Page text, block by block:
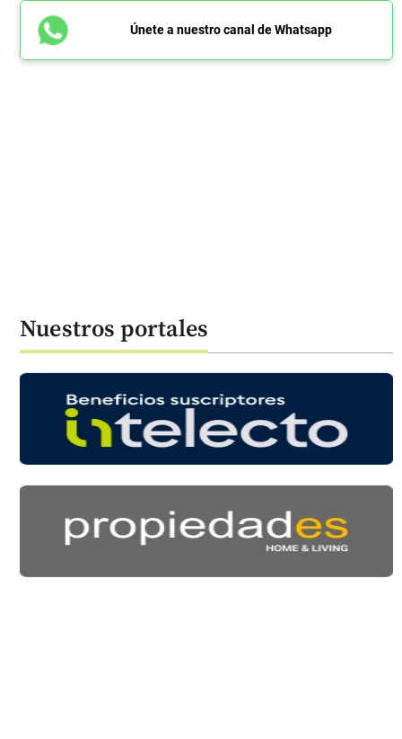
Únete a nuestro canal de Whatsapp
Nuestros portales